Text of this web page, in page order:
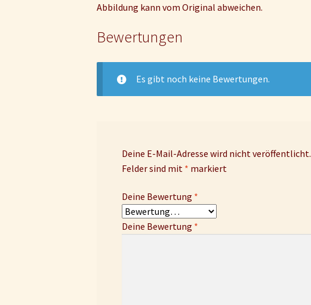
Abbildung kann vom Original abweichen.
Bewertungen
Es gibt noch keine Bewertungen.
Deine E-Mail-Adresse wird nicht veröffentlicht.
Felder sind mit * markiert
Deine Bewertung *
Deine Bewertung *